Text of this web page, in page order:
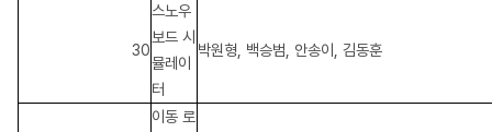
30
스노우
보드 시
뮬레이
터
박원형, 백승범, 안송이, 김동훈
이동 로